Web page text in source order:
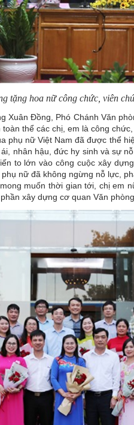
tặng hoa nữ công chức, viên
Xuân Đồng, Phó Chánh Văn
thể các chị, em là công
phụ nữ Việt Nam đã được thể
nhân hậu, đức hy sinh và sự
to lớn vào công cuộc xây
nữ đã không ngừng nỗ lực,
muốn thời gian tới, chị em
xây dựng cơ quan Văn